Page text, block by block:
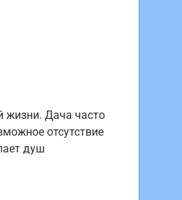
жизни. Дача часто
отсутствие
душ